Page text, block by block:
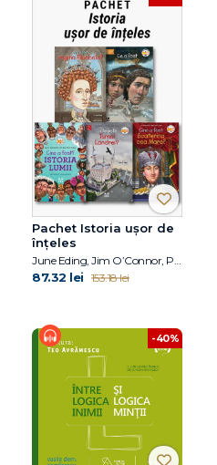
Pachet Istoria ușor de
înțeles
June Eding, Jim O’Connor, Paula K. Manzanero, Janet B. Pascal, Pam Pollack, Meg Belviso
87.32 lei 153.18 lei
-40%